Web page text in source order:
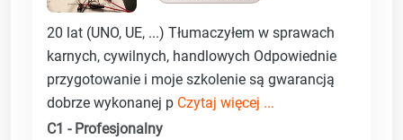
20 lat (UNO, UE, ...) Tłumaczyłem w sprawach
karnych, cywilnych, handlowych Odpowiednie
przygotowanie i moje szkolenie są gwarancją
dobrze wykonanej p Czytaj więcej ...
C1 - Profesjonalny